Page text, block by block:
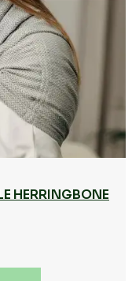
HERRINGBONE